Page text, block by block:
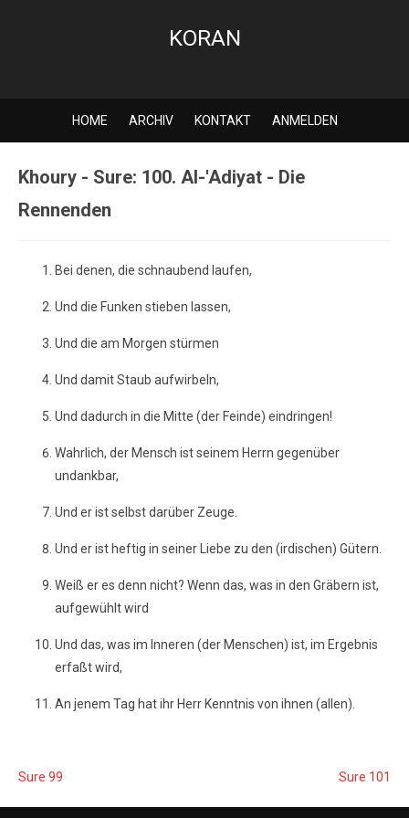
KORAN
HOME ARCHIV KONTAKT ANMELDEN
Khoury - Sure: 100. Al-'Adiyat - Die
Rennenden
Bei denen, die schnaubend laufen,
Und die Funken stieben lassen,
Und die am Morgen stürmen
Und damit Staub aufwirbeln,
Und dadurch in die Mitte (der Feinde) eindringen!
Wahrlich, der Mensch ist seinem Herrn gegenüber
undankbar,
Und er ist selbst darüber Zeuge.
Und er ist heftig in seiner Liebe zu den (irdischen) Gütern.
Weiß er es denn nicht? Wenn das, was in den Gräbern ist,
aufgewühlt wird
Und das, was im Inneren (der Menschen) ist, im Ergebnis
erfaßt wird,
An jenem Tag hat ihr Herr Kenntnis von ihnen (allen).
Sure 99 Sure 101